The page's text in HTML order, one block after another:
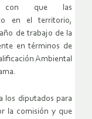
con que las
en el territorio,
de trabajo de la
en términos de
Ambiental
los diputados para
la comisión y que